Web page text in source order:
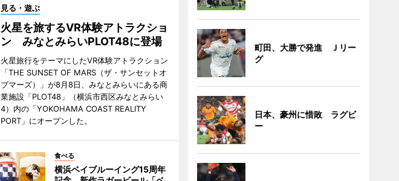
見る・遊ぶ
火星を旅するVR体験アトラクショ
ン みなとみらいPLOT48に登場
火星旅行をテーマにしたVR体験アトラクション
「THE SUNSET OF MARS（ザ・サンセットオ
ブマーズ）」が8月8日、みなとみらいにある商
業施設「PLOT48」（横浜市西区みなとみらい
4）内の「YOKOHAMA COAST REALITY
PORT」にオープンした。
食べる
横浜ベイブルーイング15周年
町田、大勝で発進 Ｊリー
グ
日本、豪州に惜敗 ラグビ
ー